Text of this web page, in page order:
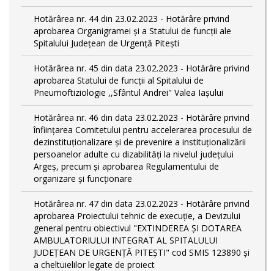
Hotărârea nr. 44 din 23.02.2023 - Hotărâre privind
aprobarea Organigramei și a Statului de funcții ale
Spitalului Județean de Urgență Pitești
Hotărârea nr. 45 din data 23.02.2023 - Hotărâre privind
aprobarea Statului de funcții al Spitalului de
Pneumoftiziologie ,,Sfântul Andrei" Valea Iașului
Hotărârea nr. 46 din data 23.02.2023 - Hotărâre privind
înființarea Comitetului pentru accelerarea procesului de
dezinstituționalizare şi de prevenire a instituționalizării
persoanelor adulte cu dizabilități la nivelul județului
Argeș, precum și aprobarea Regulamentului de
organizare și funcționare
Hotărârea nr. 47 din data 23.02.2023 - Hotărâre privind
aprobarea Proiectului tehnic de execuţie, a Devizului
general pentru obiectivul "EXTINDEREA ȘI DOTAREA
AMBULATORIULUI INTEGRAT AL SPITALULUI
JUDEȚEAN DE URGENȚĂ PITEȘTI" cod SMIS 123890 și
a cheltuielilor legate de proiect